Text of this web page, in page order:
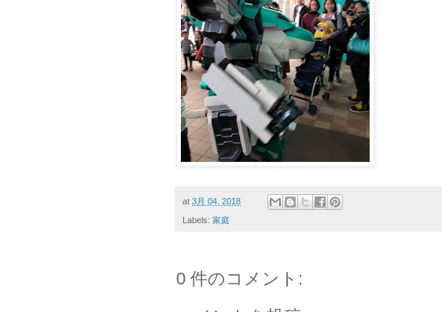
at 3月 04, 2018
Labels: 家庭
0 件のコメント: